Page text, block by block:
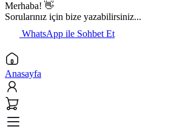
Merhaba! 👋
Sorularınız için bize yazabilirsiniz...
WhatsApp ile Sohbet Et
Anasayfa